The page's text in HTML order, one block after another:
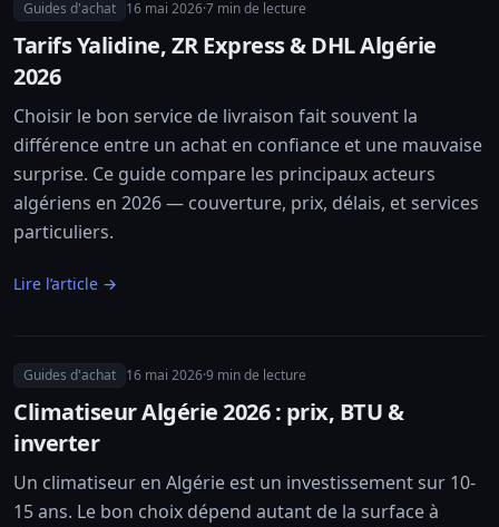
Guides d'achat 16 mai 2026·7 min de lecture
Tarifs Yalidine, ZR Express & DHL Algérie
2026
Choisir le bon service de livraison fait souvent la
différence entre un achat en confiance et une mauvaise
surprise. Ce guide compare les principaux acteurs
algériens en 2026 — couverture, prix, délais, et services
particuliers.
Lire l’article →
Guides d'achat 16 mai 2026·9 min de lecture
Climatiseur Algérie 2026 : prix, BTU &
inverter
Un climatiseur en Algérie est un investissement sur 10-
15 ans. Le bon choix dépend autant de la surface à